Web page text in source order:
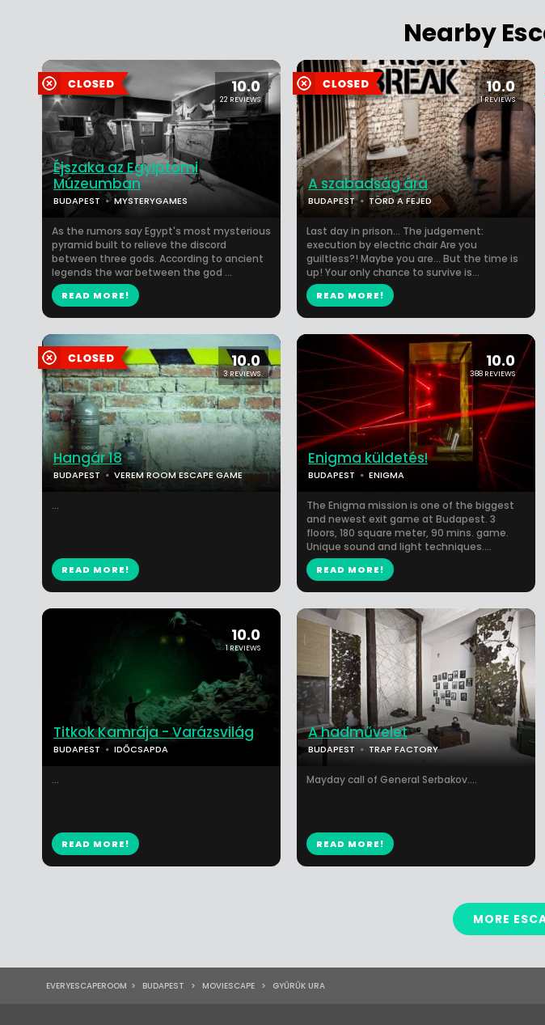
Nearby
10.0
22 REVIEWS
Éjszaka az Egyiptomi
Múzeumban
BUDAPEST MYSTERYGAMES
As the rumors say Egypt's most mysterious
pyramid built to relieve the discord
between three gods. According to ancient
legends the war between the god ...
READ MORE!
10.0
1 REVIEWS
A szabadság ára
BUDAPEST TÖRD A FEJED
Last day in prison... The judgement:
execution by electric chair Are you
guiltless?! Maybe you are... But the time is
up! Your only chance to survive is...
READ MORE!
10.0
3 REVIEWS
Hangár 18
BUDAPEST VEREM ROOM ESCAPE GAME
...
READ MORE!
10.0
388 REVIEWS
Enigma küldetés!
BUDAPEST ENIGMA
The Enigma mission is one of the biggest
and newest exit game at Budapest. 3
floors, 180 square meter, 90 mins. game.
Unique sound and light techniques....
READ MORE!
10.0
1 REVIEWS
Titkok Kamrája - Varázsvilág
BUDAPEST IDŐCSAPDA
...
READ MORE!
A hadművelet
BUDAPEST TRAP FACTORY
Mayday call of General Serbakov....
READ MORE!
MORE
EVERYESCAPEROOM > BUDAPEST > MOVIESCAPE > GYŰRŰK URA